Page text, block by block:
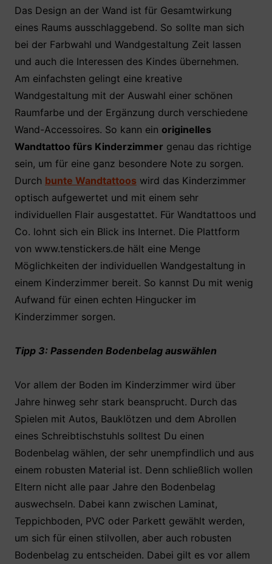
Das Design an der Wand ist für Gesamtwirkung
eines Raums ausschlaggebend. So sollte man sich
bei der Farbwahl und Wandgestaltung Zeit lassen
und auch die Interessen des Kindes übernehmen.
Am einfachsten gelingt eine kreative
Wandgestaltung mit der Auswahl einer schönen
Raumfarbe und der Ergänzung durch verschiedene
Wand-Accessoires. So kann ein originelles
Wandtattoo fürs Kinderzimmer genau das richtige
sein, um für eine ganz besondere Note zu sorgen.
Durch bunte Wandtattooswird das Kinderzimmer
optisch aufgewertet und mit einem sehr
individuellen Flair ausgestattet. Für Wandtattoos und
Co. lohnt sich ein Blick ins Internet. Die Plattform
von www.tenstickers.de hält eine Menge
Möglichkeiten der individuellen Wandgestaltung in
einem Kinderzimmer bereit. So kannst Du mit wenig
Aufwand für einen echten Hingucker im
Kinderzimmer sorgen.
Tipp 3: Passenden Bodenbelag auswählen
Vor allem der Boden im Kinderzimmer wird über
Jahre hinweg sehr stark beansprucht. Durch das
Spielen mit Autos, Bauklötzen und dem Abrollen
eines Schreibtischstuhls solltest Du einen
Bodenbelag wählen, der sehr unempfindlich und aus
einem robusten Material ist. Denn schließlich wollen
Eltern nicht alle paar Jahre den Bodenbelag
auswechseln. Dabei kann zwischen Laminat,
Teppichboden, PVC oder Parkett gewählt werden,
um sich für einen stilvollen, aber auch robusten
Bodenbelag zu entscheiden. Dabei gilt es vor allem